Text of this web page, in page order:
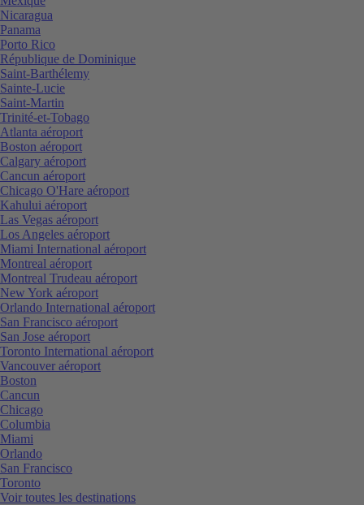
Nicaragua
Panama
Porto Rico
République de Dominique
Saint-Barthélemy
Sainte-Lucie
Saint-Martin
Trinité-et-Tobago
Atlanta aéroport
Boston aéroport
Calgary aéroport
Cancun aéroport
Chicago O'Hare aéroport
Kahului aéroport
Las Vegas aéroport
Los Angeles aéroport
Miami International aéroport
Montreal aéroport
Montreal Trudeau aéroport
New York aéroport
Orlando International aéroport
San Francisco aéroport
San Jose aéroport
Toronto International aéroport
Vancouver aéroport
Boston
Cancun
Chicago
Columbia
Miami
Orlando
San Francisco
Toronto
Voir toutes les destinations